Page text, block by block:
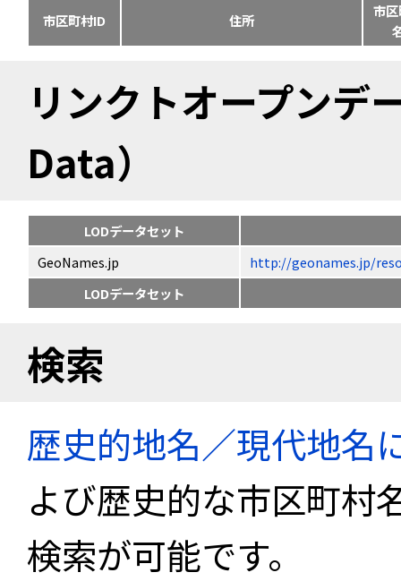
市区町村ID 住所
市
リンクトオープン
Data）
LODデータセット
GeoNames.jp
http://geonames.jp/
LODデータセット
検索
歴史的地名／現代地名
よび歴史的な市区町村
検索が可能です。